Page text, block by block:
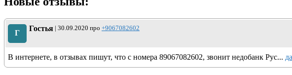
Г
Гостья | 30.09.2020 про +9067082602
В интернете, в отзывах пишут, что с номера 89067082602, звонит недобанк Рус...